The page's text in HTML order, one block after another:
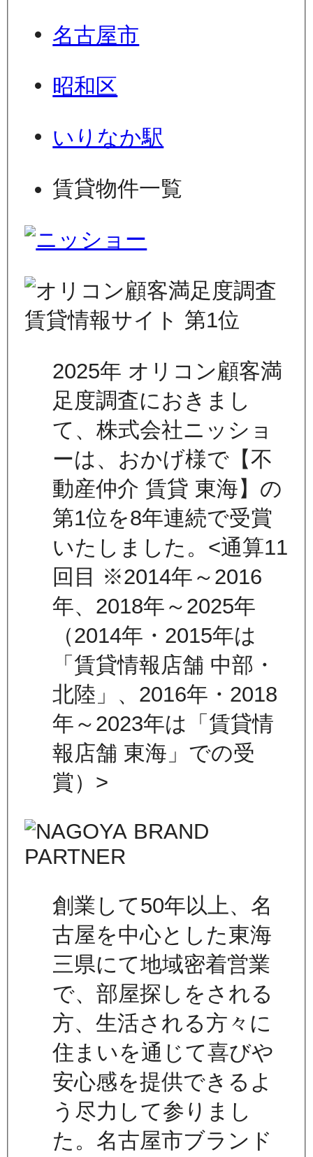
名古屋市
昭和区
いりなか駅
賃貸物件一覧
2025年 オリコン顧客満
足度調査におきまし
て、株式会社ニッショ
ーは、おかげ様で【不
動産仲介 賃貸 東海】の
第1位を8年連続で受賞
いたしました。<通算11
回目 ※2014年～2016
年、2018年～2025年
（2014年・2015年は
「賃貸情報店舗 中部・
北陸」、2016年・2018
年～2023年は「賃貸情
報店舗 東海」での受
賞）>
創業して50年以上、名
古屋を中心とした東海
三県にて地域密着営業
で、部屋探しをされる
方、生活される方々に
住まいを通じて喜びや
安心感を提供できるよ
う尽力して参りまし
た。名古屋市ブランド